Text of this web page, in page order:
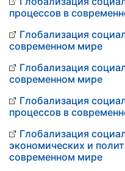
процессов в
Глобализация
современном мире
Глобализация
современном мире
Глобализация
процессов в
Глобализация
экономических и
современном мире